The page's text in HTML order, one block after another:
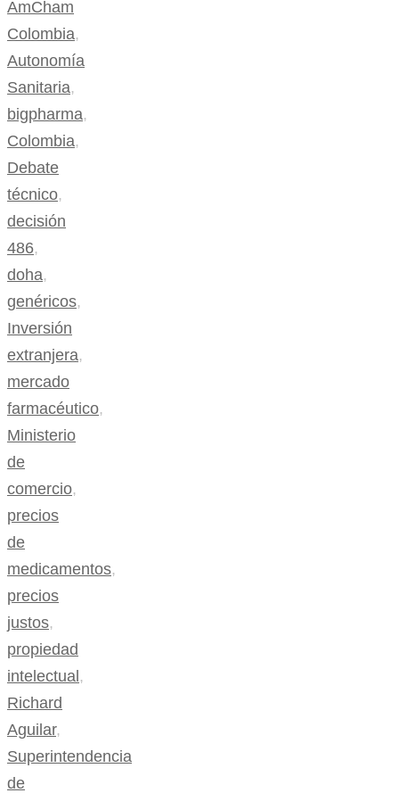
AmCham
Colombia,
Autonomía
Sanitaria,
bigpharma,
Colombia,
Debate
técnico,
decisión
486,
doha,
genéricos,
Inversión
extranjera,
mercado
farmacéutico,
Ministerio
de
comercio,
precios
de
medicamentos,
precios
justos,
propiedad
intelectual,
Richard
Aguilar,
Superintendencia
de